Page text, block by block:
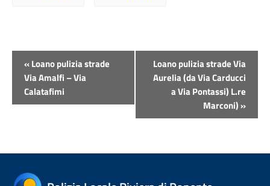
Evento
Navigazione
«Loano pulizia strade
Via Amalfi – Via
Calatafimi
Loano pulizia strade Via
Aurelia (da Via Carducci
a Via Pontassi) L.re
Marconi)»